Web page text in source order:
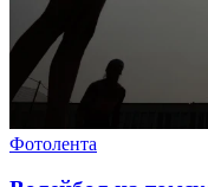
Фотолента